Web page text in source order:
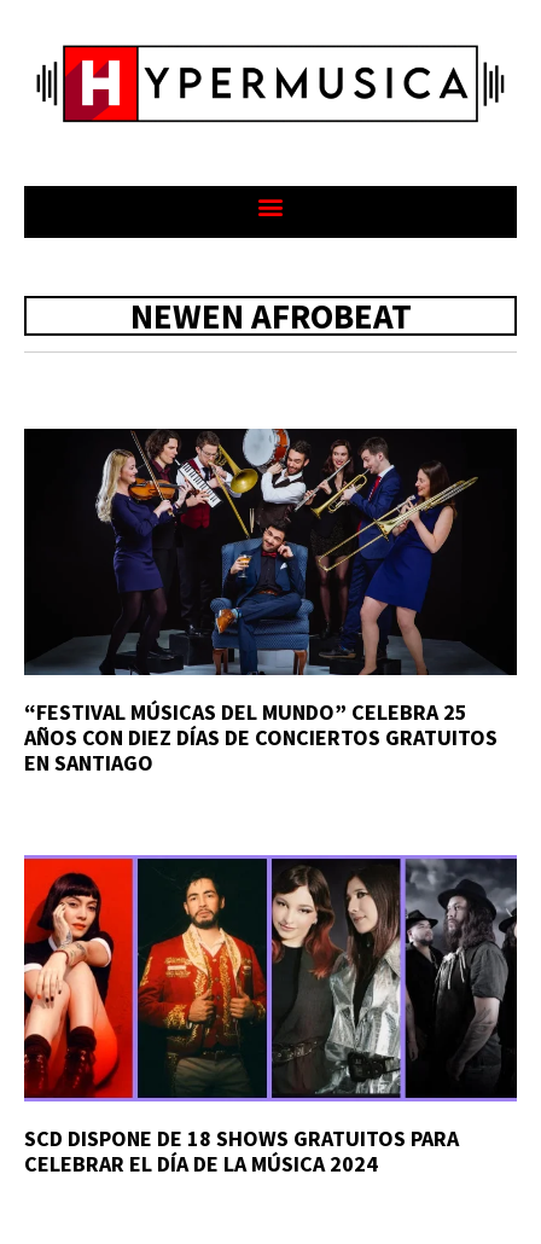
NEWEN AFROBEAT
“FESTIVAL MÚSICAS DEL MUNDO” CELEBRA 25
AÑOS CON DIEZ DÍAS DE CONCIERTOS GRATUITOS
EN SANTIAGO
SCD DISPONE DE 18 SHOWS GRATUITOS PARA
CELEBRAR EL DÍA DE LA MÚSICA 2024